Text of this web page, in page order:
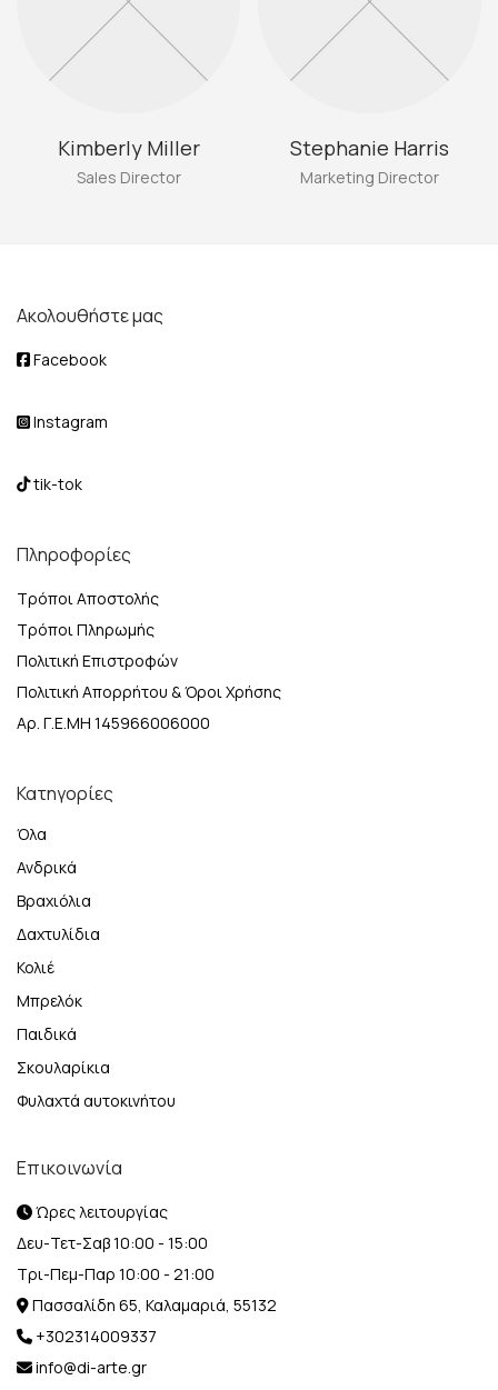
Kimberly Miller
Sales Director
Stephanie Harris
Marketing Director
Ακολουθήστε μας
Facebook
Instagram
tik-tok
Πληροφορίες
Τρόποι Αποστολής
Τρόποι Πληρωμής
Πολιτική Επιστροφών
Πολιτική Απορρήτου & Όροι Χρήσης
Αρ. Γ.Ε.ΜΗ 145966006000
Κατηγορίες
Όλα
Ανδρικά
Βραχιόλια
Δαχτυλίδια
Κολιέ
Μπρελόκ
Παιδικά
Σκουλαρίκια
Φυλαχτά αυτοκινήτου
Επικοινωνία
Ώρες λειτουργίας
Δευ-Τετ-Σαβ 10:00 - 15:00
Τρι-Πεμ-Παρ 10:00 - 21:00
Πασσαλίδη 65, Καλαμαριά, 55132
+302314009337
info@di-arte.gr